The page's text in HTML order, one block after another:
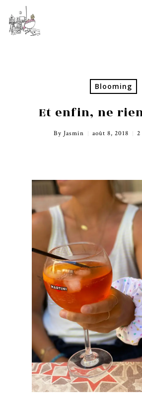
Blooming
Et enfin, ne
By Jasmin août 8, 2018 2